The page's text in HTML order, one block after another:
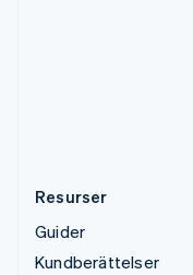
Resurser
Guider
Kundberättelser